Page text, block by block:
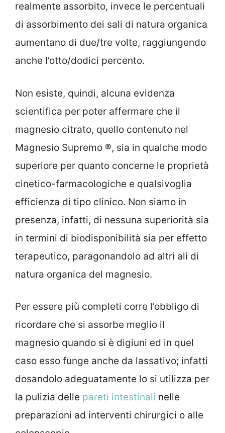
realmente assorbito, invece le percentuali
di assorbimento dei sali di natura organica
aumentano di due/tre volte, raggiungendo
anche l’otto/dodici percento.
Non esiste, quindi, alcuna evidenza
scientifica per poter affermare che il
magnesio citrato, quello contenuto nel
Magnesio Supremo ®, sia in qualche modo
superiore per quanto concerne le proprietà
cinetico-farmacologiche e qualsivoglia
efficienza di tipo clinico. Non siamo in
presenza, infatti, di nessuna superiorità sia
in termini di biodisponibilità sia per effetto
terapeutico, paragonandolo ad altri ali di
natura organica del magnesio.
Per essere più completi corre l’obbligo di
ricordare che si assorbe meglio il
magnesio quando si è digiuni ed in quel
caso esso funge anche da lassativo; infatti
dosandolo adeguatamente lo si utilizza per
la pulizia delle pareti intestinali nelle
preparazioni ad interventi chirurgici o alle